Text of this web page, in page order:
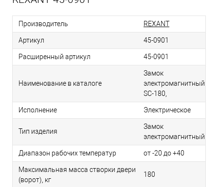
Производитель REXANT
Артикул 45-0901
Расширенный артикул 45-0901
Наименование в каталоге
Замок
электромагнитный
SC-180,
Исполнение Электрическое
Тип изделия
Замок
электромагнитный
Диапазон рабочих температур от -20 до +40
Максимальная масса створки двери
(ворот), кг
180